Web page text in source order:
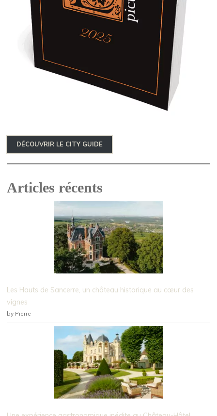
DÉCOUVRIR LE CITY GUIDE
Articles récents
Les Hauts de Sancerre, un château historique au cœur des
vignes
by Pierre